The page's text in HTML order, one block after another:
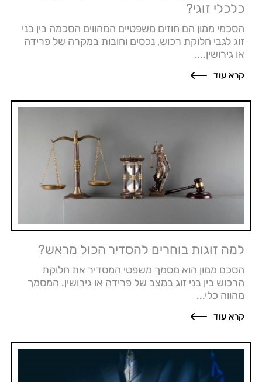
כלכלי זוגי?
הסכמי ממון הם חוזים משפטיים המהווים הסכמה בין בני
זוג לגבי חלוקת רכוש, נכסים וחובות במקרה של פרידה
או גירושין....
קרא עוד
למה זוגות בוחרים להסדיר הכול מראש?
הסכם ממון הוא מסמך משפטי המסדיר את חלוקת
הרכוש בין בני זוג במצב של פרידה או גירושין. המסמך
מהווה כלי...
קרא עוד